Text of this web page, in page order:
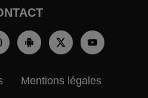
Mentions légales